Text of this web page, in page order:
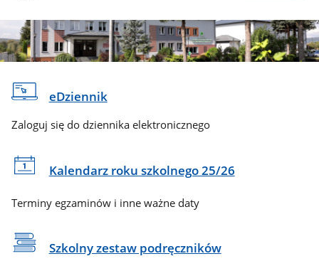
eDziennik
Zaloguj się do dziennika elektronicznego
Kalendarz roku szkolnego 25/26
Terminy egzaminów i inne ważne daty
Szkolny zestaw podręczników